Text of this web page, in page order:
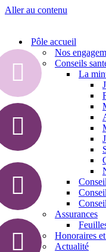
Aller au contenu
Pôle accueil
Nos
Conseils
La
Assurances
Honoraires
Actualité